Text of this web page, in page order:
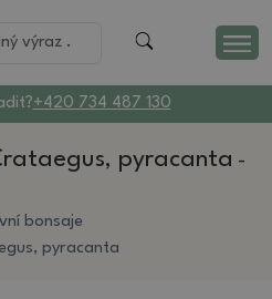
+420 734 487 130
pyracanta -
bonsaje
pyracanta